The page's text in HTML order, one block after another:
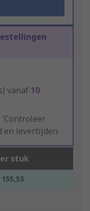
vanaf 10
'Controleer
en levertijden.
stuk